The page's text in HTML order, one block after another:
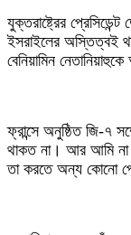
যুক্তরাষ্ট্রের প্রেসিডেন্ট
ইসরাইলের অস্তিত্বই
বেনিয়ামিন
ফ্রান্সে অনুষ্ঠিত জি-৭
থাকত না। আর আমি না
তা করতে অন্য কোনো